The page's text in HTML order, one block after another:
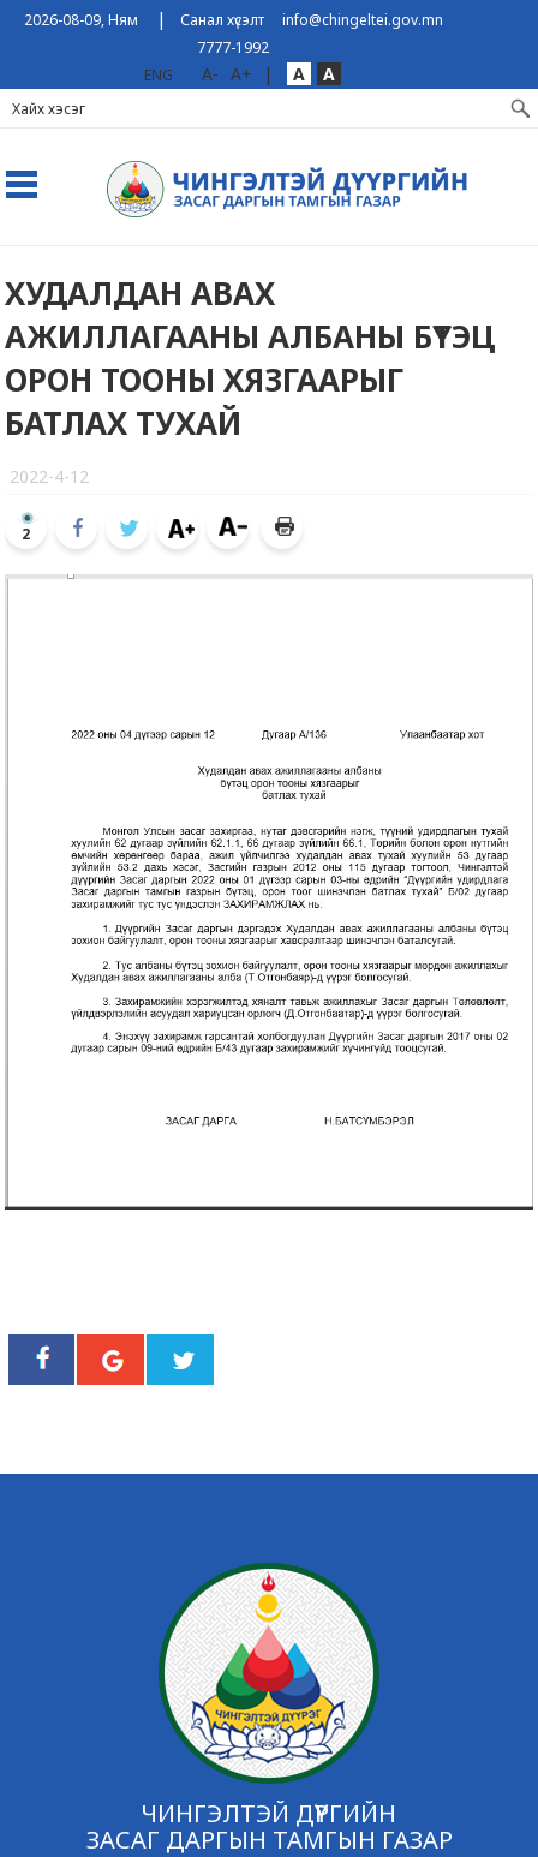
2026-08-09, Ням | Санал хүсэлт
info@chingeltei.gov.mn
7777-1992
ENG
A- A+ | A A
ХУДАЛДАН АВАХ
АЖИЛЛАГААНЫ АЛБАНЫ БҮТЭЦ
ОРОН ТООНЫ ХЯЗГААРЫГ
БАТЛАХ ТУХАЙ
2022-4-12
2
ЧИНГЭЛТЭЙ ДҮҮРГИЙН
ЗАСАГ ДАРГЫН ТАМГЫН ГАЗАР